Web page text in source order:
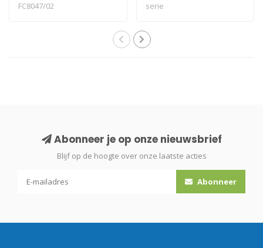
FC8047/02
serie
Abonneer je op onze nieuwsbrief
Blijf op de hoogte over onze laatste acties
Abonneer